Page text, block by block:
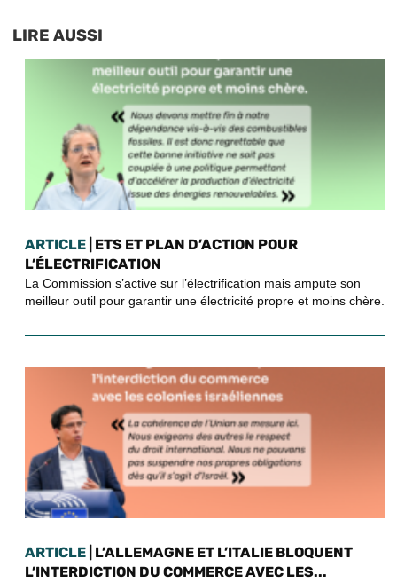
LIRE AUSSI
ARTICLE | ETS ET PLAN D’ACTION POUR
L’ÉLECTRIFICATION
La Commission s’active sur l’électrification mais ampute son
meilleur outil pour garantir une électricité propre et moins chère.
ARTICLE | L’ALLEMAGNE ET L’ITALIE BLOQUENT
L’INTERDICTION DU COMMERCE AVEC LES...